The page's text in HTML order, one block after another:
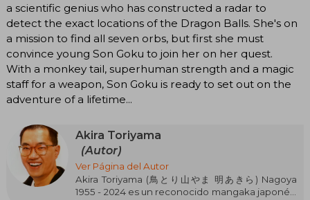
a scientific genius who has constructed a radar to
detect the exact locations of the Dragon Balls. She's on
a mission to find all seven orbs, but first she must
convince young Son Goku to join her on her quest.
With a monkey tail, superhuman strength and a magic
staff for a weapon, Son Goku is ready to set out on the
adventure of a lifetime...
Akira Toriyama
(Autor)
Ver Página del Autor
Akira Toriyama (鳥とり山やま 明あきら) Nagoya
1955 - 2024 es un reconocido mangaka japonés,